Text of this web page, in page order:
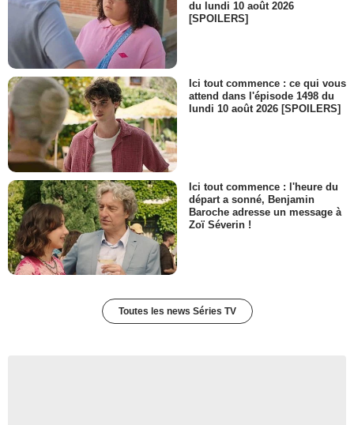
du lundi 10 août 2026
[SPOILERS]
Ici tout commence : ce qui vous
attend dans l'épisode 1498 du
lundi 10 août 2026 [SPOILERS]
Ici tout commence : l'heure du
départ a sonné, Benjamin
Baroche adresse un message à
Zoï Séverin !
Toutes les news Séries TV